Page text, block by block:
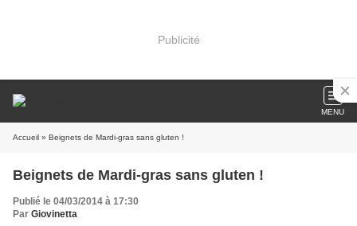
Publicité
MENU
Accueil » Beignets de Mardi-gras sans gluten !
Beignets de Mardi-gras sans gluten !
Publié le 04/03/2014 à 17:30
Par Giovinetta